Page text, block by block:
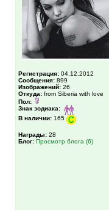
Регистрация: 04.12.2012
Сообщения: 899
Изображений: 26
Откуда: from Siberia with love
Пол:
Знак зодиака:
В наличии: 165
Награды: 28
Блог: Просмотр блога (6)